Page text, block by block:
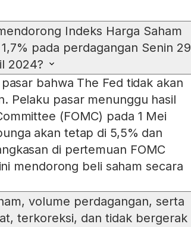
Indeks Harga Saham
pada perdagangan Senin 29
2024?
bahwa The Fed tidak akan
Pelaku pasar menunggu hasil
(FOMC) pada 1 Mei
akan tetap di 5,5% dan
di pertemuan FOMC
mendorong beli saham secara
volume perdagangan, serta
terkoreksi, dan tidak bergerak